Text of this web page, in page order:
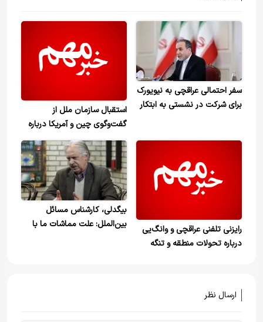
سفر احتمالی عراقچی به نیویورک
برای شرکت در نشستی به ابتکار
استقبال سازمان ملل از
گفت‌وگوی چین و آمریکا درباره
ایران
رایزنی تلفنی عراقچی و وانگ‌یی
درباره تحولات منطقه و تنگه
بیگدلی، کارشناس مسائل
بین‌الملل: علت مماشات ما با
ارسال نظر